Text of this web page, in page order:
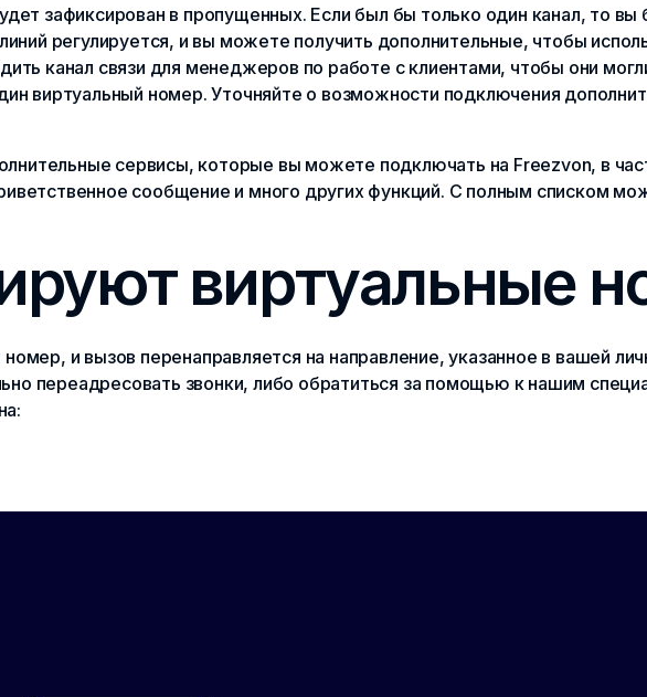
зафиксирован в пропущенных. Если был бы только один канал, то вы
регулируется, и вы можете получить дополнительные, чтобы
канал связи для менеджеров по работе с клиентами, чтобы они
виртуальный номер. Уточняйте о возможности подключения
сервисы, которые вы можете подключать на Freezvon, в
сообщение и много других функций. С полным списком
виртуальные
и вызов перенаправляется на направление, указанное в вашей
переадресовать звонки, либо обратиться за помощью к нашим